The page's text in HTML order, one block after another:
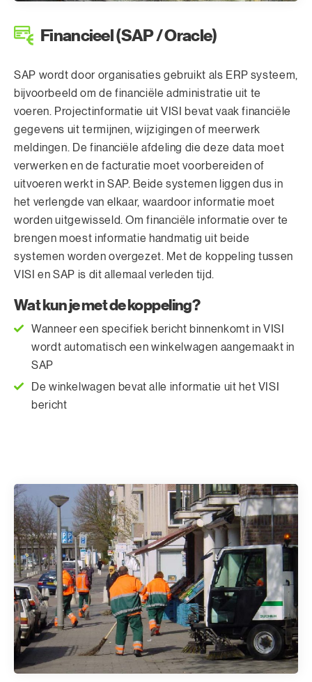
Financieel (SAP / Oracle)
SAP wordt door organisaties gebruikt als ERP systeem,
bijvoorbeeld om de financiële administratie uit te
voeren. Projectinformatie uit VISI bevat vaak financiële
gegevens uit termijnen, wijzigingen of meerwerk
meldingen. De financiële afdeling die deze data moet
verwerken en de facturatie moet voorbereiden of
uitvoeren werkt in SAP. Beide systemen liggen dus in
het verlengde van elkaar, waardoor informatie moet
worden uitgewisseld. Om financiële informatie over te
brengen moest informatie handmatig uit beide
systemen worden overgezet. Met de koppeling tussen
VISI en SAP is dit allemaal verleden tijd.
Wat kun je met de koppeling?
Wanneer een specifiek bericht binnenkomt in VISI
wordt automatisch een winkelwagen aangemaakt in
SAP
De winkelwagen bevat alle informatie uit het VISI
bericht